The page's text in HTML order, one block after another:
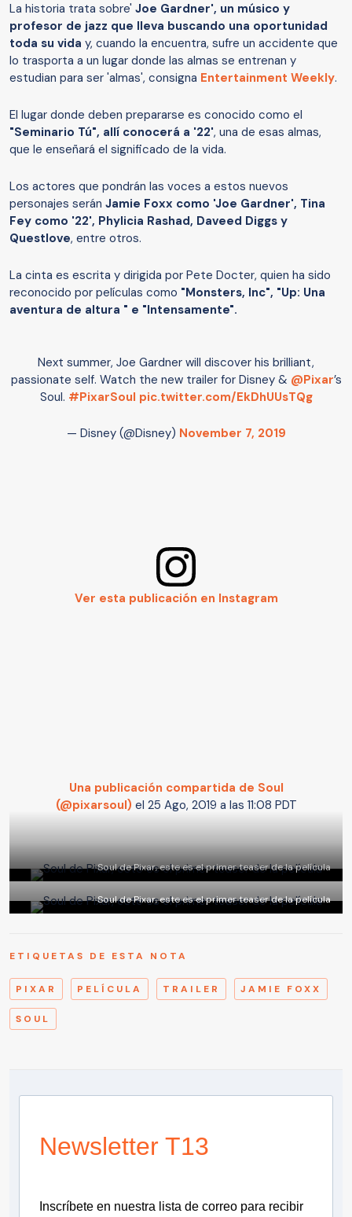
La historia trata sobre' Joe Gardner', un músico y
profesor de jazz que lleva buscando una oportunidad
toda su vida y, cuando la encuentra, sufre un accidente que
lo trasporta a un lugar donde las almas se entrenan y
estudian para ser 'almas', consigna Entertainment Weekly.
El lugar donde deben prepararse es conocido como el
"Seminario Tú", allí conocerá a '22', una de esas almas,
que le enseñará el significado de la vida.
Los actores que pondrán las voces a estos nuevos
personajes serán Jamie Foxx como 'Joe Gardner', Tina
Fey como '22', Phylicia Rashad, Daveed Diggs y
Questlove, entre otros.
La cinta es escrita y dirigida por Pete Docter, quien ha sido
reconocido por películas como "Monsters, Inc", "Up: Una
aventura de altura " e "Intensamente".
Next summer, Joe Gardner will discover his brilliant,
passionate self. Watch the new trailer for Disney & @Pixar’s
Soul. #PixarSoul pic.twitter.com/EkDhUUsTQg
— Disney (@Disney) November 7, 2019
Ver esta publicación en Instagram
Una publicación compartida de Soul
(@pixarsoul) el 25 Ago, 2019 a las 11:08 PDT
Soul de Pixar, este es el primer teaser de la película
Soul de Pixar, este es el primer teaser de la película
ETIQUETAS DE ESTA NOTA
PIXAR PELÍCULA TRAILER JAMIE FOXX
SOUL
Newsletter T13
Inscríbete en nuestra lista de correo para recibir